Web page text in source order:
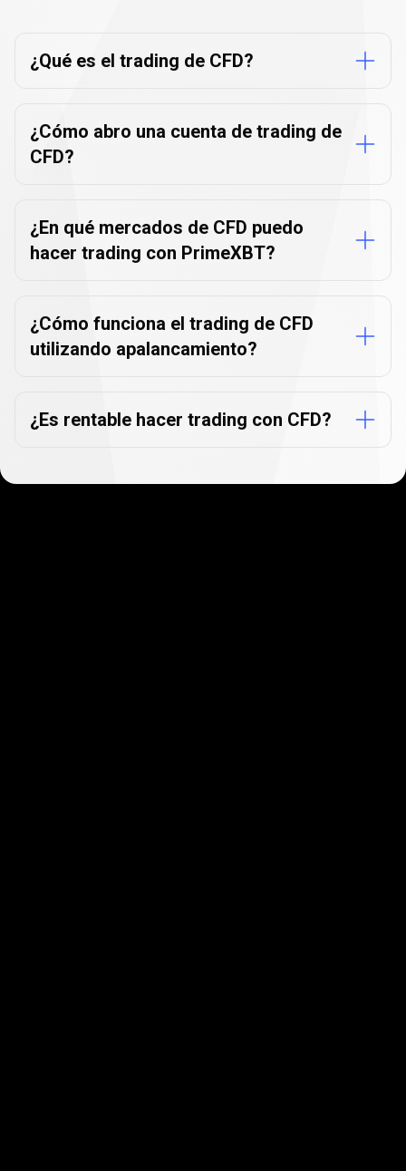
el
de
CFD
¿Qué es el trading de CFD?
¿Cómo abro una cuenta de trading de
CFD?
¿En qué mercados de CFD puedo
hacer trading con PrimeXBT?
¿Cómo funciona el trading de CFD
utilizando apalancamiento?
¿Es rentable hacer trading con CFD?